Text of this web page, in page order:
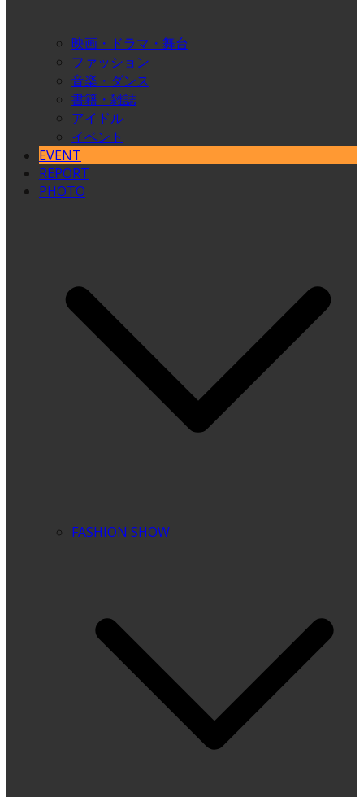
映画・ドラマ・舞台
ファッション
音楽・ダンス
書籍・雑誌
アイドル
イベント
EVENT
REPORT
PHOTO
FASHION SHOW